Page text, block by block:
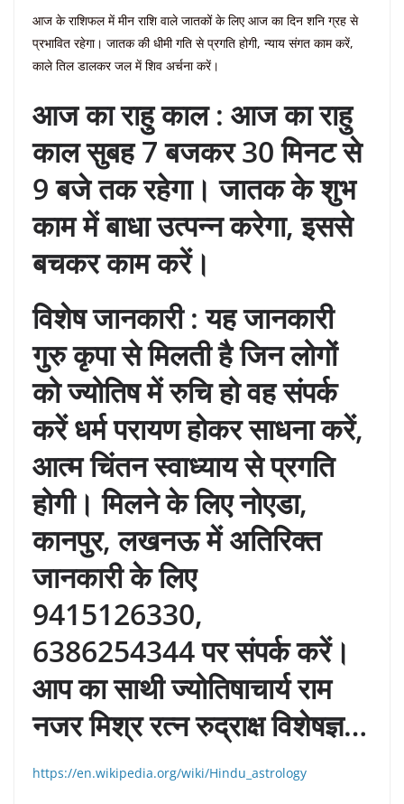
आज के राशिफल में मीन राशि वाले जातकों के लिए आज का दिन शनि ग्रह से
प्रभावित रहेगा। जातक की धीमी गति से प्रगति होगी, न्याय संगत काम करें,
काले तिल डालकर जल में शिव अर्चना करें।
आज का राहु काल : आज का राहु
काल सुबह 7 बजकर 30 मिनट से
9 बजे तक रहेगा। जातक के शुभ
काम में बाधा उत्पन्न करेगा, इससे
बचकर काम करें।
विशेष जानकारी : यह जानकारी
गुरु कृपा से मिलती है जिन लोगों
को ज्योतिष में रुचि हो वह संपर्क
करें धर्म परायण होकर साधना करें,
आत्म चिंतन स्वाध्याय से प्रगति
होगी। मिलने के लिए नोएडा,
कानपुर, लखनऊ में अतिरिक्त
जानकारी के लिए
9415126330,
6386254344 पर संपर्क करें।
आप का साथी ज्योतिषाचार्य राम
नजर मिश्र रत्न रुद्राक्ष विशेषज्ञ…
https://en.wikipedia.org/wiki/Hindu_astrology